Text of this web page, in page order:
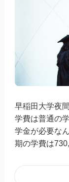
早稲田大学夜
学費は普通の
学金が必要な
期の学費は